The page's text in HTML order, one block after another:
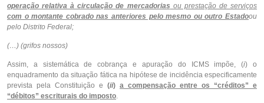
operação relativa à circulação de mercadorias ou prestação de serviços
com o montante cobrado nas anteriores pelo mesmo ou outro Estadoou
pelo Distrito Federal;
(…) (grifos nossos)
Assim, a sistemática de cobrança e apuração do ICMS impõe, (i) o
enquadramento da situação fática na hipótese de incidência especificamente
prevista pela Constituição e (ii) a compensação entre os “créditos” e
“débitos” escriturais do imposto.